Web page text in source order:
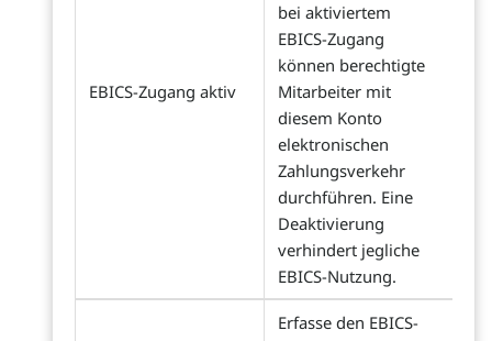
EBICS-Zugang aktiv
bei aktiviertem
EBICS-Zugang
können berechtigte
Mitarbeiter mit
diesem Konto
elektronischen
Zahlungsverkehr
durchführen. Eine
Deaktivierung
verhindert jegliche
EBICS-Nutzung.
Erfasse den EBICS-